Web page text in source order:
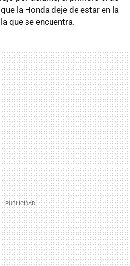
la Honda deje de estar en la
que se encuentra.